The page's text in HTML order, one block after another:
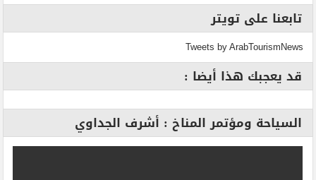
تابعنا على تويتر
Tweets by ArabTourismNews
قد يعجبك هذا أيضا :
السياحة ومؤتمر المناخ : أشرف الجداوي